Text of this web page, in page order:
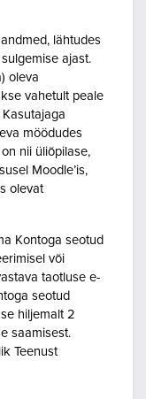
lähtudes
ajast.
oleva
vahetult peale
möödudes
nii üliõpilase,
Moodle’is,
olevat
Kontoga seotud
või
taotluse e-
seotud
hiljemalt 2
saamisest.
Teenust